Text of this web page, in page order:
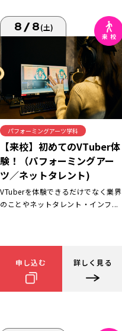
8/8(土)
パフォーミングアーツ学科
【来校】初めてのVTuber体
験！（パフォーミングアー
ツ／ネットタレント)
VTuberを体験できるだけでなく業界
のことやネットタレント・インフ...
申し込む 詳しく見る